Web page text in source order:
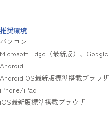
推奨環境
パソコン
Microsoft Edge（最新版）、
Android
Android OS最新版標準搭載ブラウザ
iPhone/iPad
iOS最新版標準搭載ブラウザ